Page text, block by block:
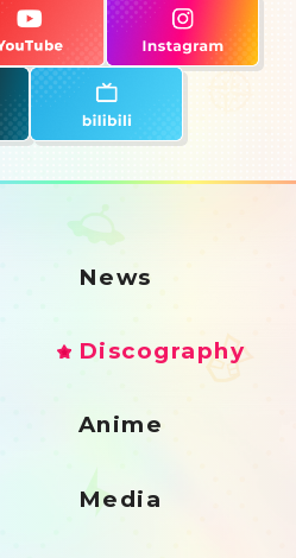
News
Discography
Anime
Media